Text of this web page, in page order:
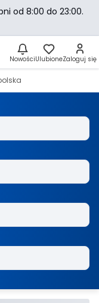
NowościUlubioneZaloguj się
od 8:00 do 23:00.